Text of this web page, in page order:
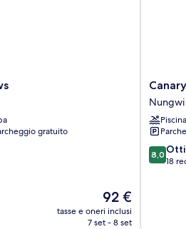
gratuito
Il
prezzo
attuale
92 €
tasse e oneri inclusi
7 set - 8 set
Canary
Golden
Hotel
Nungwi
Nungwi
Piscina
8.0
su
8,0
18